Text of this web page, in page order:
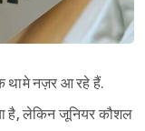
थामे नज़र आ रहे हैं.
है, लेकिन जूनियर कौशल